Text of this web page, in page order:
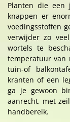
Planten die een
knappen er
voedingsstoffen
verwijder zo
wortels te
temperatuur van
tuin-of
kranten of een
ga je gewoon
aanrecht, met
handbereik.